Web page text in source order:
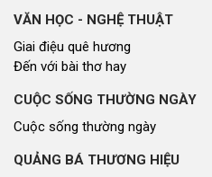
VĂN HỌC - NGHỆ THUẬT
Giai điệu quê hương
Đến với bài thơ hay
CUỘC SỐNG THƯỜNG NGÀY
Cuộc sống thường ngày
QUẢNG BÁ THƯƠNG HIỆU